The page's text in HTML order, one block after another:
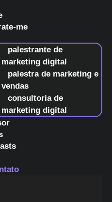
me
palestrante de
marketing digital
palestra de marketing e
vendas
consultoria de
marketing digital